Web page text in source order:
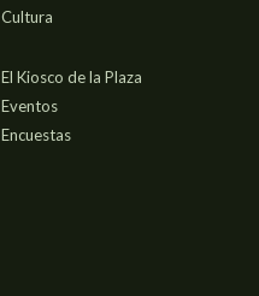
Cultura
El Kiosco de la Plaza
Eventos
Encuestas